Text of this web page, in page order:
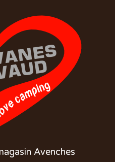
Avenches